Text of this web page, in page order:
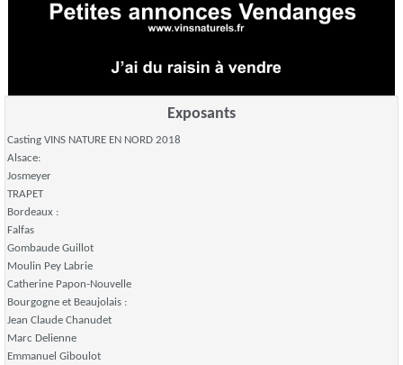
Exposants
Casting VINS NATURE EN NORD 2018
Alsace:
Josmeyer
TRAPET
Bordeaux :
Falfas
Gombaude Guillot
Moulin Pey Labrie
Catherine Papon-Nouvelle
Bourgogne et Beaujolais :
Jean Claude Chanudet
Marc Delienne
Emmanuel Giboulot